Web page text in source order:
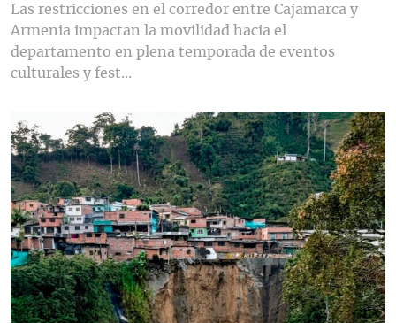
Las restricciones en el corredor entre Cajamarca y
Armenia impactan la movilidad hacia el
departamento en plena temporada de eventos
culturales y fest...
Contenido multimedia principal